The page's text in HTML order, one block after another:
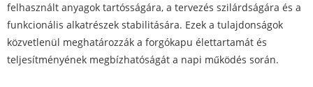
felhasznált anyagok tartósságára, a tervezés szilárdságára és a
funkcionális alkatrészek stabilitására. Ezek a tulajdonságok
közvetlenül meghatározzák a forgókapu élettartamát és
teljesítményének megbízhatóságát a napi működés során.